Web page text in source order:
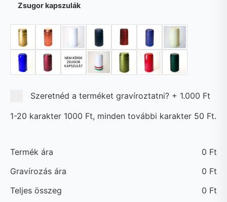
Zsugor kapszulák
Szeretnéd a terméket gravíroztatni? + 1.000 Ft
1-20 karakter 1000 Ft, minden további karakter 50 Ft.
Termék ára 0 Ft
Gravírozás ára
0 Ft
Teljes összeg
0 Ft